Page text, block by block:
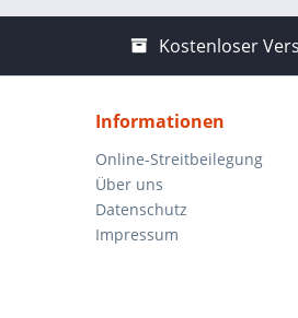
Kostenloser
Informationen
Online-Streitbeilegung
Über uns
Datenschutz
Impressum